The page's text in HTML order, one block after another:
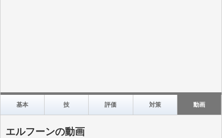
基本 技 評価 対策 動画
エルフーンの動画